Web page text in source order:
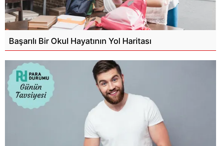
Başarılı Bir Okul Hayatının Yol Haritası